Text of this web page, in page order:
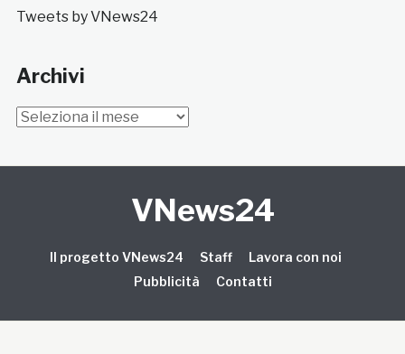
Tweets by VNews24
Archivi
Archivi
VNews24
Il progetto VNews24 Staff
Lavora con noi
Pubblicità
Contatti